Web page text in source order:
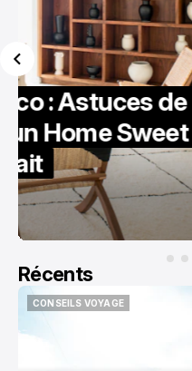
Skimetrics :
de stations
d'hiver
oct. 31, 2025
Récents
CONSEILS VOYAGE